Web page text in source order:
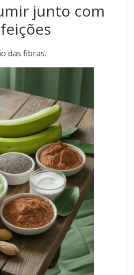
junto com
das fibras.